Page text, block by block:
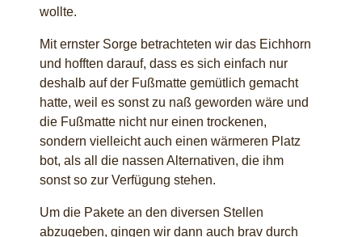
wollte.
Mit ernster Sorge betrachteten wir das Eichhorn
und hofften darauf, dass es sich einfach nur
deshalb auf der Fußmatte gemütlich gemacht
hatte, weil es sonst zu naß geworden wäre und
die Fußmatte nicht nur einen trockenen,
sondern vielleicht auch einen wärmeren Platz
bot, als all die nassen Alternativen, die ihm
sonst so zur Verfügung stehen.
Um die Pakete an den diversen Stellen
abzugeben, gingen wir dann auch brav durch